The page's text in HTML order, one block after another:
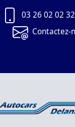
03 26 02 02 32
Contactez-